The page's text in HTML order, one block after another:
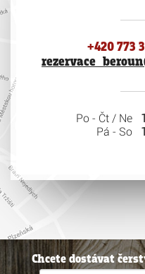
+420 773
Po - Čt / Ne
Pá - So
Chcete dostávat